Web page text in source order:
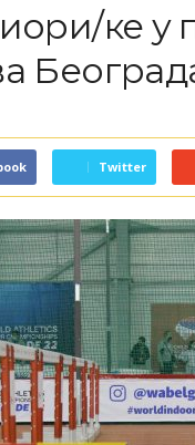
ке у
Twitter